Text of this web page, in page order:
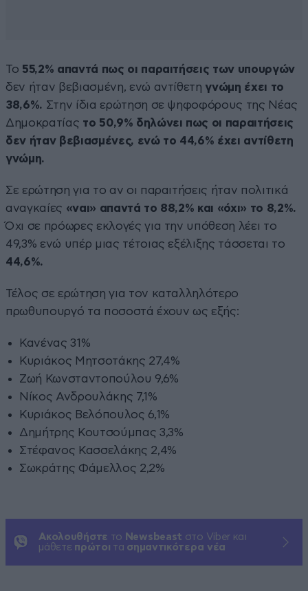
Το 55,2% απαντά πως οι παραιτήσεις των υπουργών
δεν ήταν βεβιασμένη, ενώ αντίθετη γνώμη έχει το
38,6%. Στην ίδια ερώτηση σε ψηφοφόρους της Νέας
Δημοκρατίας το 50,9% δηλώνει πως οι παραιτήσεις
δεν ήταν βεβιασμένες, ενώ το 44,6% έχει αντίθετη
γνώμη.
Σε ερώτηση για το αν οι παραιτήσεις ήταν πολιτικά
αναγκαίες «ναι» απαντά το 88,2% και «όχι» το 8,2%.
Όχι σε πρόωρες εκλογές για την υπόθεση λέει το
49,3% ενώ υπέρ μιας τέτοιας εξέλιξης τάσσεται το
44,6%.
Τέλος σε ερώτηση για τον καταλληλότερο
πρωθυπουργό τα ποσοστά έχουν ως εξής:
Κανένας 31%
Κυριάκος Μητσοτάκης 27,4%
Ζωή Κωνσταντοπούλου 9,6%
Νίκος Ανδρουλάκης 7,1%
Κυριάκος Βελόπουλος 6,1%
Δημήτρης Κουτσούμπας 3,3%
Στέφανος Κασσελάκης 2,4%
Σωκράτης Φάμελλος 2,2%
Ακολουθήστε το Newsbeast στο Viber και
μάθετε πρώτοι τα σημαντικότερα νέα